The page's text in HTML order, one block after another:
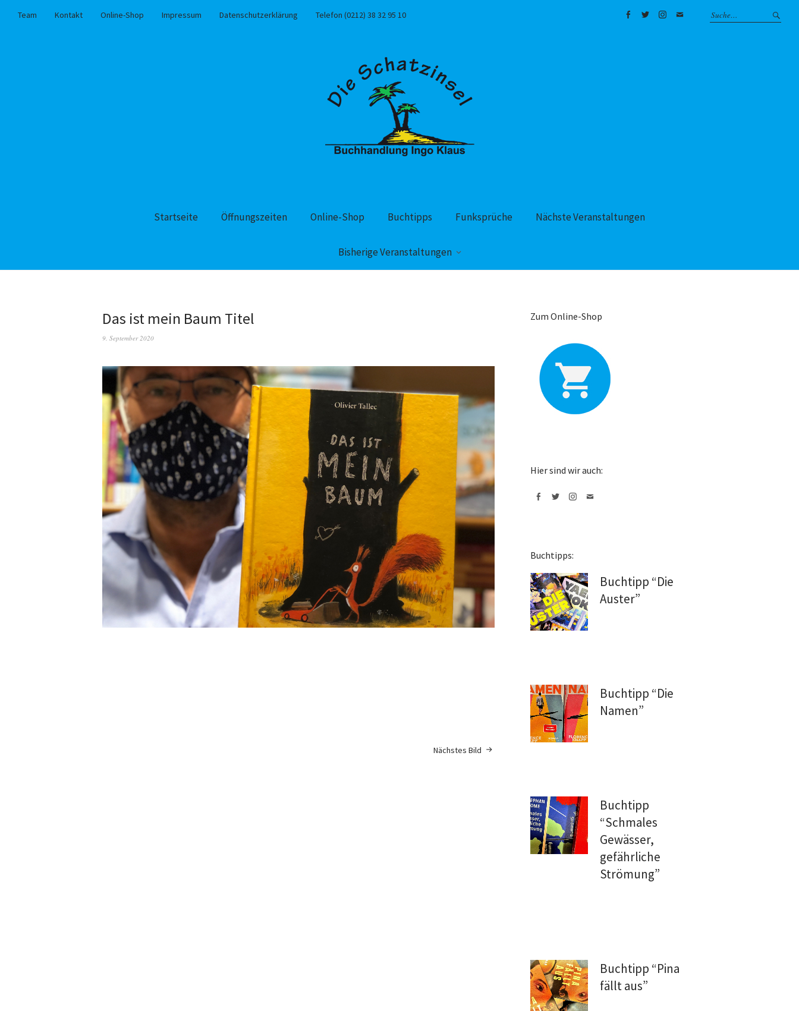
Team Kontakt Online-Shop Impressum Datenschutzerklärung
Telefon (0212) 38 32 95 10
Startseite Öffnungszeiten Online-Shop Buchtipps Funksprüche Nächste Veranstaltungen
Bisherige Veranstaltungen
Das ist mein Baum Titel
9. September 2020
Nächstes Bild
Zum Online-Shop
Hier sind wir auch:
Buchtipps:
Buchtipp “Die
Auster”
Buchtipp “Die
Namen”
Buchtipp
“Schmales
Gewässer,
gefährliche
Strömung”
Buchtipp “Pina
fällt aus”